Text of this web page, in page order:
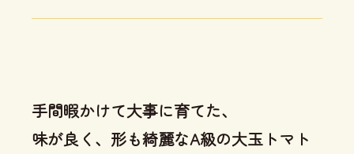
手間暇かけて大事に育てた、
味が良く、形も綺麗なA級の大玉トマト